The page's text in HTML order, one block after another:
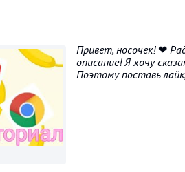
Привет, носочек! ❤
описание! Я хочу
Поэтому поставь